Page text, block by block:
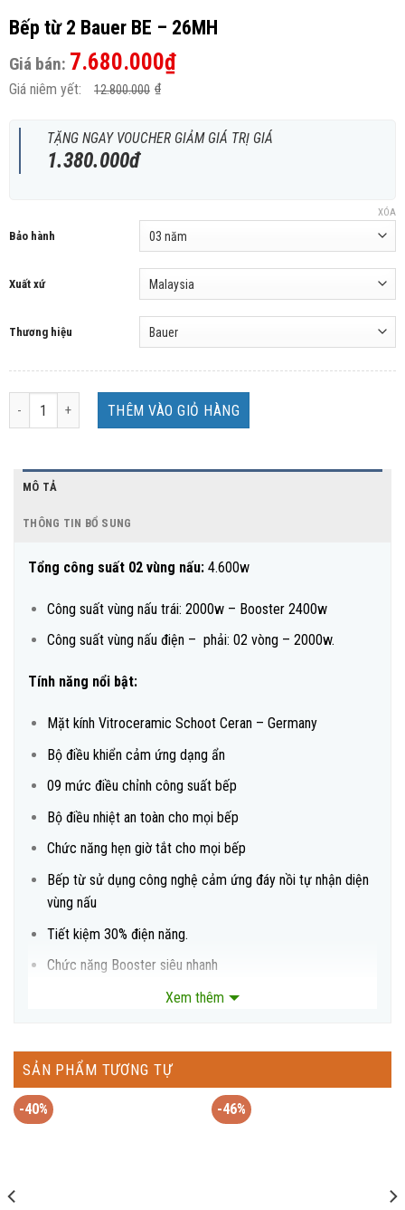
Bếp từ 2 Bauer BE – 26MH
Giá bán: 7.680.000₫
Giá niêm yết: 12.800.000 ₫
TẶNG NGAY VOUCHER GIẢM GIÁ TRỊ GIÁ
1.380.000đ
Bảo hành
Xuất xứ
Thương hiệu
XÓA
Bếp từ 2 Bauer BE - 26MH số lượng
THÊM VÀO GIỎ HÀNG
MÔ TẢ
THÔNG TIN BỔ SUNG
Tổng công suất 02 vùng nấu: 4.600w
Công suất vùng nấu trái: 2000w – Booster 2400w
Công suất vùng nấu điện – phải: 02 vòng – 2000w.
Tính năng nổi bật:
Mặt kính Vitroceramic Schoot Ceran – Germany
Bộ điều khiển cảm ứng dạng ẩn
09 mức điều chỉnh công suất bếp
Bộ điều nhiệt an toàn cho mọi bếp
Chức năng hẹn giờ tắt cho mọi bếp
Bếp từ sử dụng công nghệ cảm ứng đáy nồi tự nhận diện
vùng nấu
Tiết kiệm 30% điện năng.
Chức năng Booster siêu nhanh
Chức năng khóa trẻ em.
Cảnh báo nhiệt dư
“Chế độ cảm ứng chống tràn”.
Xem thêm
SẢN PHẨM TƯƠNG TỰ
-40% -46%